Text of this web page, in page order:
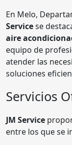
En Melo,
Servicese
aire
equipo de
atender las
soluciones
Servicios
JM Service
entre los que se